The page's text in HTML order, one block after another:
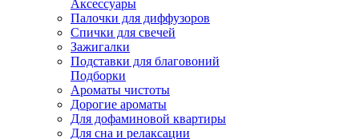
Аксессуары
Палочки для диффузоров
Спички для свечей
Зажигалки
Подставки для благовоний
Подборки
Ароматы чистоты
Дорогие ароматы
Для дофаминовой квартиры
Для сна и релаксации